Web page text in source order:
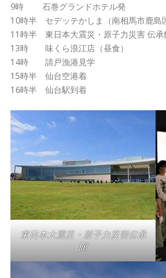
9時 石巻グランドホテル発
10時半 セデッテかしま（南相馬市鹿島
11時半 東日本大震災・原子力災害 伝承
13時 味くら浪江店（昼食）
14時 請戸漁港見学
15時半 仙台空港着
16時半 仙台駅到着
東日本大震災・原子力災害伝承
館